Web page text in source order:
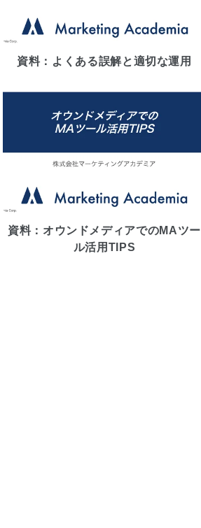
資料：よくある誤解と適切な運用
資料：オウンドメディアでのMAツー
ル活用TIPS